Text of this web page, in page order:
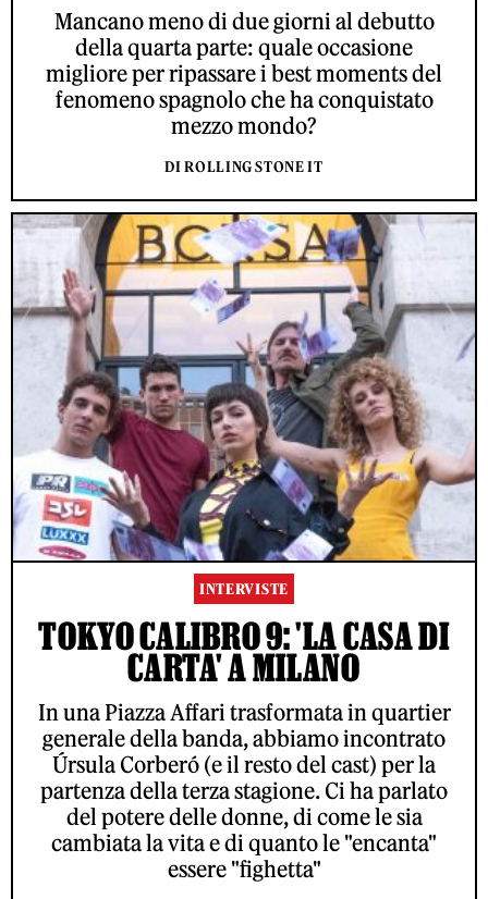
Mancano meno di due giorni al debutto
della quarta parte: quale occasione
migliore per ripassare i best moments del
fenomeno spagnolo che ha conquistato
mezzo mondo?
DI ROLLING STONE IT
INTERVISTE
TOKYO CALIBRO 9: 'LA CASA DI
CARTA' A MILANO
In una Piazza Affari trasformata in quartier
generale della banda, abbiamo incontrato
Úrsula Corberó (e il resto del cast) per la
partenza della terza stagione. Ci ha parlato
del potere delle donne, di come le sia
cambiata la vita e di quanto le "encanta"
essere "fighetta"